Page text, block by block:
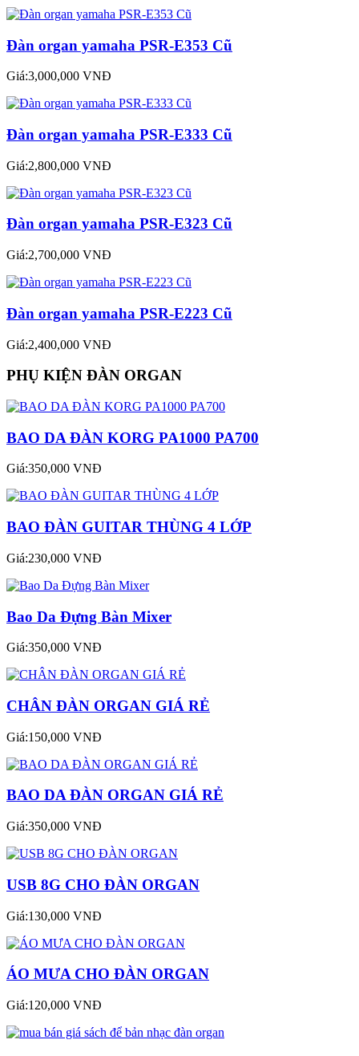
Đàn organ yamaha PSR-E353 Cũ
Giá:3,000,000 VNĐ
Đàn organ yamaha PSR-E333 Cũ
Giá:2,800,000 VNĐ
Đàn organ yamaha PSR-E323 Cũ
Giá:2,700,000 VNĐ
Đàn organ yamaha PSR-E223 Cũ
Giá:2,400,000 VNĐ
PHỤ KIỆN ĐÀN ORGAN
BAO DA ĐÀN KORG PA1000 PA700
Giá:350,000 VNĐ
BAO ĐÀN GUITAR THÙNG 4 LỚP
Giá:230,000 VNĐ
Bao Da Đựng Bàn Mixer
Giá:350,000 VNĐ
CHÂN ĐÀN ORGAN GIÁ RẺ
Giá:150,000 VNĐ
BAO DA ĐÀN ORGAN GIÁ RẺ
Giá:350,000 VNĐ
USB 8G CHO ĐÀN ORGAN
Giá:130,000 VNĐ
ÁO MƯA CHO ĐÀN ORGAN
Giá:120,000 VNĐ